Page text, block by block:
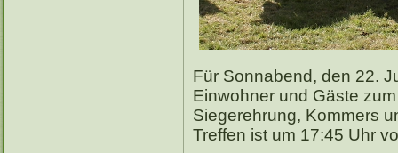
Für Sonnabend, den 22.
Einwohner und Gäste
Siegerehrung, Kommers
Treffen ist um 17:45 Uhr